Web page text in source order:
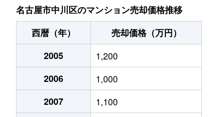
外新町
2,100万円
六番町
太平通
2,200万円
荒子
250万円
高畑
2,200万円
高畑
中郷
1,100万円
高畑
名古屋市中川区のマンション売却価格推移
西暦（年）
売却価格（万円）
2005
1,200
2006
1,000
2007
1,100